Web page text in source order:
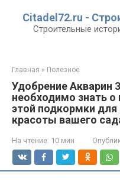
контенту
Citadel72.ru -
Строительные
Главная » Полезное
Удобрение Акварин
необходимо знать о
этой подкормки
красоты вашего
На чтение: 10 мин